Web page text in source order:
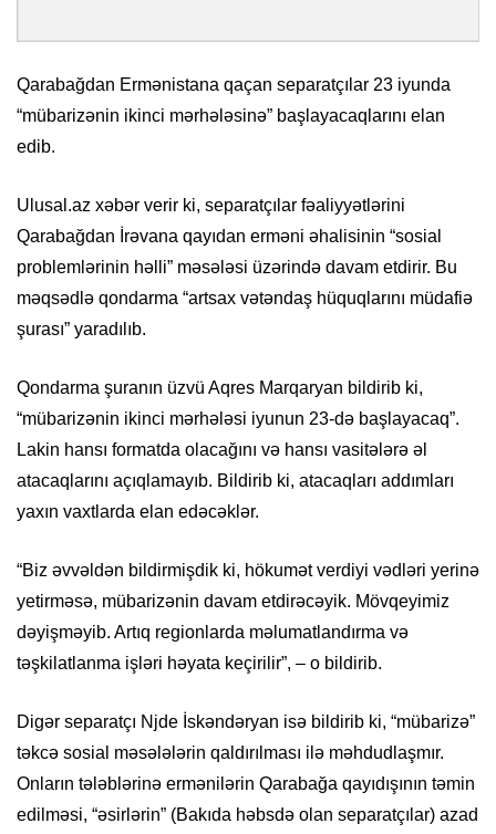
Qarabağdan Ermənistana qaçan separatçılar 23 iyunda
“mübarizənin ikinci mərhələsinə” başlayacaqlarını elan
edib.
Ulusal.az xəbər verir ki, separatçılar fəaliyyətlərini
Qarabağdan İrəvana qayıdan erməni əhalisinin “sosial
problemlərinin həlli” məsələsi üzərində davam etdirir. Bu
məqsədlə qondarma “artsax vətəndaş hüquqlarını müdafiə
şurası” yaradılıb.
Qondarma şuranın üzvü Aqres Marqaryan bildirib ki,
“mübarizənin ikinci mərhələsi iyunun 23-də başlayacaq”.
Lakin hansı formatda olacağını və hansı vasitələrə əl
atacaqlarını açıqlamayıb. Bildirib ki, atacaqları addımları
yaxın vaxtlarda elan edəcəklər.
“Biz əvvəldən bildirmişdik ki, hökumət verdiyi vədləri yerinə
yetirməsə, mübarizənin davam etdirəcəyik. Mövqeyimiz
dəyişməyib. Artıq regionlarda məlumatlandırma və
təşkilatlanma işləri həyata keçirilir”, – o bildirib.
Digər separatçı Njde İskəndəryan isə bildirib ki, “mübarizə”
təkcə sosial məsələlərin qaldırılması ilə məhdudlaşmır.
Onların tələblərinə ermənilərin Qarabağa qayıdışının təmin
edilməsi, “əsirlərin” (Bakıda həbsdə olan separatçılar) azad